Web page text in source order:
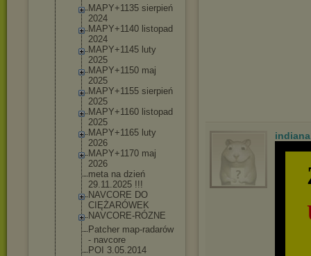
MAPY+1135 sierpień
2024
MAPY+1140 listopad
2024
MAPY+1145 luty
2025
MAPY+1150 maj
2025
MAPY+1155 sierpień
2025
MAPY+1160 listopad
2025
MAPY+1165 luty
2026
MAPY+1170 maj
2026
meta na dzień
29.11.2025 !!!
NAVCORE DO
CIĘŻARÓWEK
NAVCORE-RÓZNE
Patcher map-radarów
- navcore
POI 3.05.2014